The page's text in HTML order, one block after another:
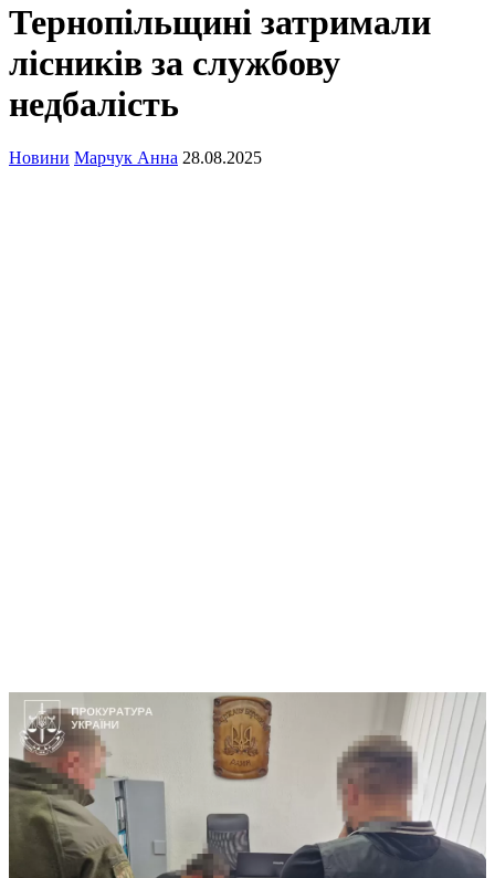
Тернопільщині затримали
лісників за службову
недбалість
Новини Марчук Анна 28.08.2025